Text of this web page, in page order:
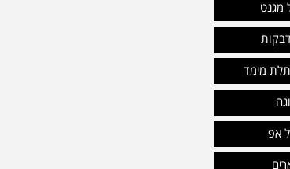
מגנט
תלת מימד
אפ